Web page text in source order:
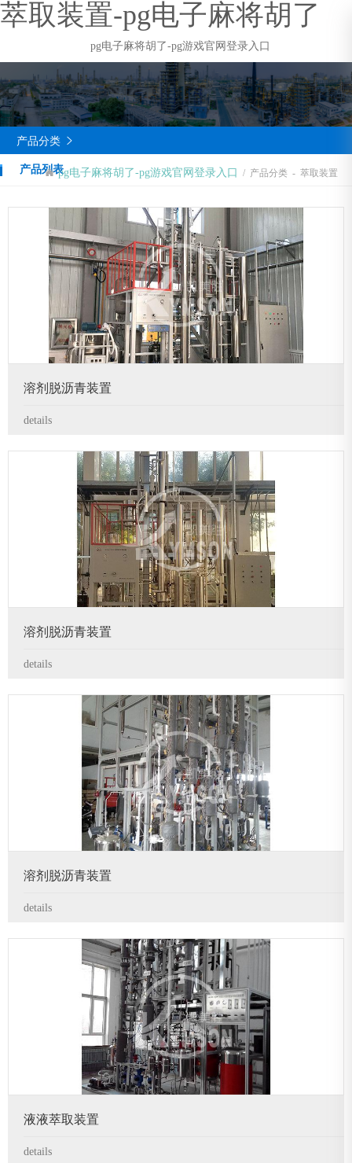
萃取装置-pg电子麻将胡了
pg电子麻将胡了-pg游戏官网登录入口
product
pg电子麻将胡了的产品中心
产品分类 
pg电子麻将胡了-pg游戏官网登录入口 / 产品分类 - 萃取装置
产品列表
溶剂脱沥青装置
details
溶剂脱沥青装置
details
溶剂脱沥青装置
details
液液萃取装置
details